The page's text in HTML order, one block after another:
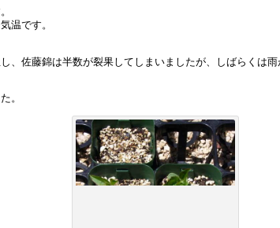
温です。
、佐藤錦は半数が裂果してしまいましたが、しばらくは
。